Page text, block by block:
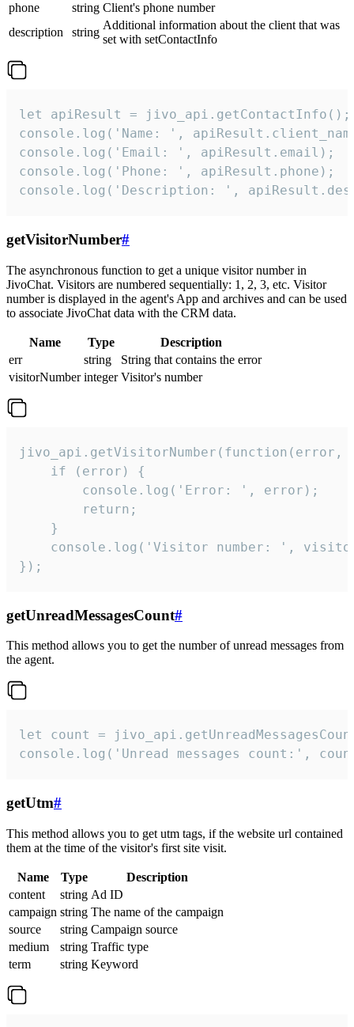
phone
string Client's phone number
description
string
Additional information about the client that was
set with setContactInfo
let apiResult = jivo_api.getContactInfo();
console.log('Name: ',
console.log('Email: ', apiResult.email);
console.log('Phone: ', apiResult.phone);
console.log('Description: ',
getVisitorNumber#
The asynchronous function to get a unique visitor number in
JivoChat. Visitors are numbered sequentially: 1, 2, 3, etc. Visitor
number is displayed in the agent's App and archives and can be used
to associate JivoChat data with the CRM data.
Name Type
Description
err
string
String that contains the error
visitorNumber integer Visitor's number
jivo_api.getVisitorNumber(function(error,
    if (error) {
        console.log('Error: ', error);
        return;
    }
console.log('Visitor number: ',
});
getUnreadMessagesCount#
This method allows you to get the number of unread messages from
the agent.
let count =
console.log('Unread messages count:',
getUtm#
This method allows you to get utm tags, if the website url contained
them at the time of the visitor's first site visit.
Name Type
Description
content
string Ad ID
campaign string The name of the campaign
source
string Campaign source
medium
string Traffic type
term
string Keyword